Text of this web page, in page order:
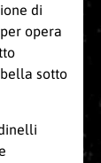
di
opera
sotto